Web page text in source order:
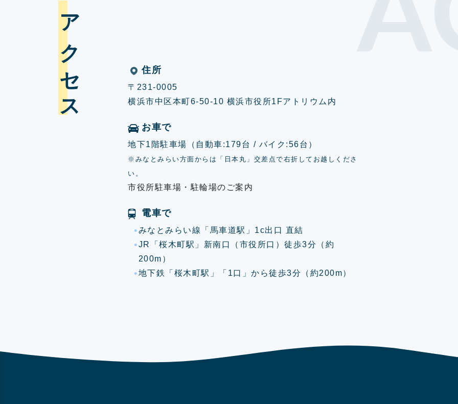
アクセス 住所
〒231-0005
横浜市中区本町6-50-10 横浜市役所1Fアトリウム内
お車で
地下1階駐車場（自動車:179台 / バイク:56台）
※みなとみらい方面からは「日本丸」交差点で右折してお越しくださ
い。
市役所駐車場・駐輪場のご案内
電車で
みなとみらい線「馬車道駅」1c出口 直結
JR「桜木町駅」新南口（市役所口）徒歩3分（約
200m）
地下鉄「桜木町駅」「1口」から徒歩3分（約200m）